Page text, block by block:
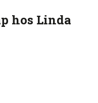
hos Linda